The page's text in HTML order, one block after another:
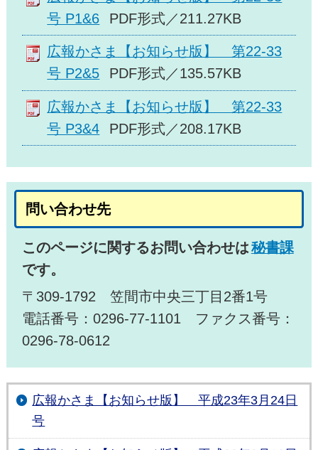
号 P1&6
PDF形式／211.27KB
広報かさま【お知らせ版】 第22-33
号 P2&5
PDF形式／135.57KB
広報かさま【お知らせ版】 第22-33
号 P3&4
PDF形式／208.17KB
問い合わせ先
このページに関するお問い合わせは秘書課
です。
〒309-1792 笠間市中央三丁目2番1号
電話番号：0296-77-1101 ファクス番号：
0296-78-0612
広報かさま【お知らせ版】 平成23年3月24日
号